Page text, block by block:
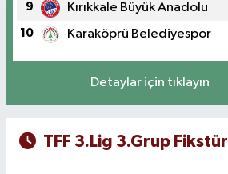
9 Kırıkkale Büyük Anadolu
10 Karaköprü Belediyespor
Detaylar için tıklayın
TFF 3.Lig 3.Grup Fikstür